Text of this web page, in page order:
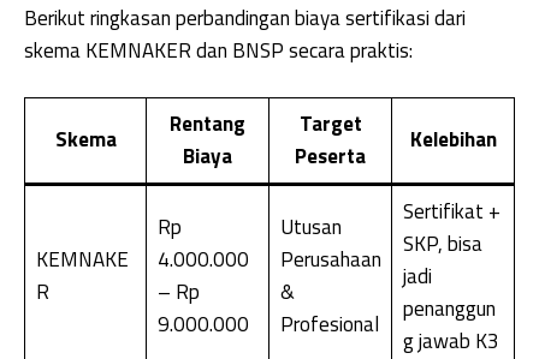
Berikut ringkasan perbandingan biaya sertifikasi dari
skema KEMNAKER dan BNSP secara praktis:
Skema
Rentang
Biaya
Target
Peserta
Kelebihan
KEMNAKE
R
Rp
4.000.000
– Rp
9.000.000
Utusan
Perusahaan
&
Profesional
Sertifikat +
SKP, bisa
jadi
penanggun
g jawab K3